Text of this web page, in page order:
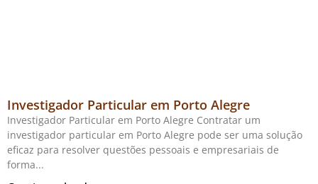
Investigador Particular em Porto Alegre
Investigador Particular em Porto Alegre Contratar um
investigador particular em Porto Alegre pode ser uma solução
eficaz para resolver questões pessoais e empresariais de
forma